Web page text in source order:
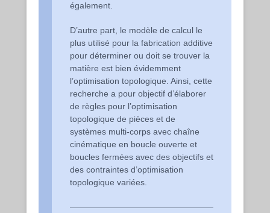
également.
D’autre part, le modèle de calcul le
plus utilisé pour la fabrication additive
pour déterminer ou doit se trouver la
matière est bien évidemment
l’optimisation topologique. Ainsi, cette
recherche a pour objectif d’élaborer
de règles pour l’optimisation
topologique de pièces et de
systèmes multi-corps avec chaîne
cinématique en boucle ouverte et
boucles fermées avec des objectifs et
des contraintes d’optimisation
topologique variées.
—————————————————